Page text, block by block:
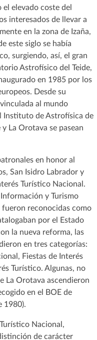
elevado coste del
interesados de llevar a
en la zona de Izaña,
este siglo se había
surgiendo, así, el gran
Astrofísico del Teide,
en 1985 por los
Desde su
al mundo
Instituto de Astrofísica de
La Orotava se pasean
en honor al
San Isidro Labrador y
Turístico Nacional.
y Turismo
fueron reconocidas como
por el Estado
la nueva reforma, las
en tres categorías:
Fiestas de Interés
Turístico. Algunas, no
La Orotava ascendieron
en el BOE de
1980).
Nacional,
de carácter